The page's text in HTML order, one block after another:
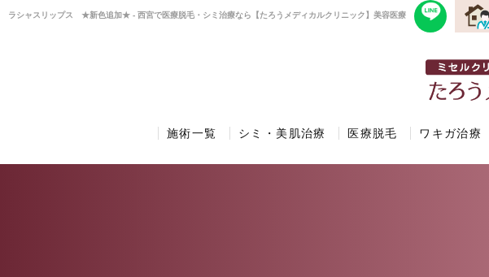
ラシャスリップス ★新色追加★ - 西宮で医療脱毛・シミ治療なら【たろうメディカルクリニック】美容医療
施術一覧 シミ・美肌治療 医療脱毛 ワキガ治療